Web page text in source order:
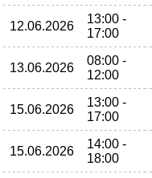
12.06.2026
13:00 -
17:00
13.06.2026
08:00 -
12:00
15.06.2026
13:00 -
17:00
15.06.2026
14:00 -
18:00